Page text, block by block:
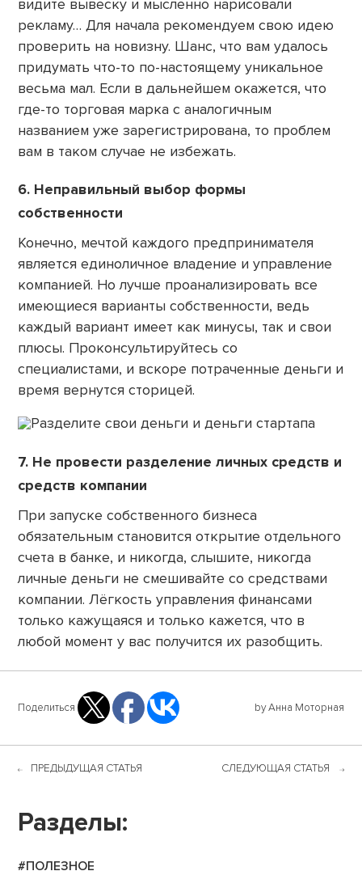
видите вывеску и мысленно нарисовали
рекламу… Для начала рекомендуем свою идею
проверить на новизну. Шанс, что вам удалось
придумать что-то по-настоящему уникальное
весьма мал. Если в дальнейшем окажется, что
где-то торговая марка с аналогичным
названием уже зарегистрирована, то проблем
вам в таком случае не избежать.
6. Неправильный выбор формы
собственности
Конечно, мечтой каждого предпринимателя
является единоличное владение и управление
компанией. Но лучше проанализировать все
имеющиеся варианты собственности, ведь
каждый вариант имеет как минусы, так и свои
плюсы. Проконсультируйтесь со
специалистами, и вскоре потраченные деньги и
время вернутся сторицей.
7. Не провести разделение личных средств и
средств компании
При запуске собственного бизнеса
обязательным становится открытие отдельного
счета в банке, и никогда, слышите, никогда
личные деньги не смешивайте со средствами
компании. Лёгкость управления финансами
только кажущаяся и только кажется, что в
любой момент у вас получится их разобщить.
Поделиться by Анна Моторная
ПРЕДЫДУЩАЯ СТАТЬЯ СЛЕДУЮЩАЯ СТАТЬЯ
Разделы:
#ПОЛЕЗНОЕ